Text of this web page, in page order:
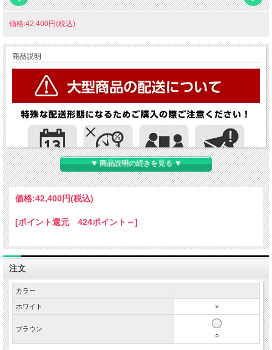
価格:42,400円(税込)
商品説明
▼ 商品説明の続きを見る ▼
価格:42,400円(税込)
[ポイント還元 424ポイント～]
注文
カラー
ホワイト ×
ブラウン
○